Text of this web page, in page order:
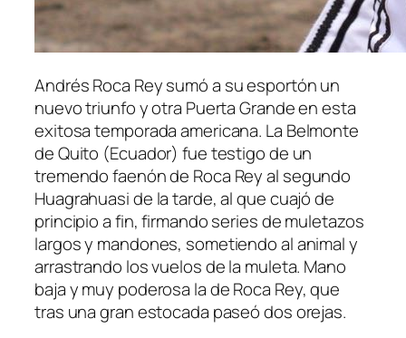
Andrés Roca Rey sumó a su esportón un
nuevo triunfo y otra Puerta Grande en esta
exitosa temporada americana. La Belmonte
de Quito (Ecuador) fue testigo de un
tremendo faenón de Roca Rey al segundo
Huagrahuasi de la tarde, al que cuajó de
principio a fin, firmando series de muletazos
largos y mandones, sometiendo al animal y
arrastrando los vuelos de la muleta. Mano
baja y muy poderosa la de Roca Rey, que
tras una gran estocada paseó dos orejas.